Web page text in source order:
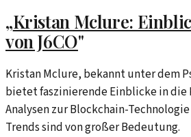
„Kristan Mclure:
von J6CO"
Kristan Mclure, bekannt unter dem
bietet faszinierende Einblicke in die
Analysen zur Blockchain-
Trends sind von großer Bedeutung.